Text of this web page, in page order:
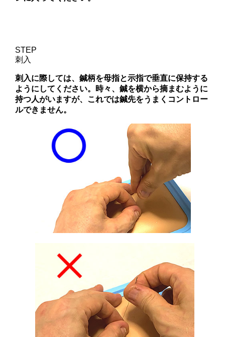
STEP
刺入
刺入に際しては、鍼柄を母指と示指で垂直に保持する
ようにしてください。時々、鍼を横から摘まむように
持つ人がいますが、これでは鍼先をうまくコントロー
ルできません。